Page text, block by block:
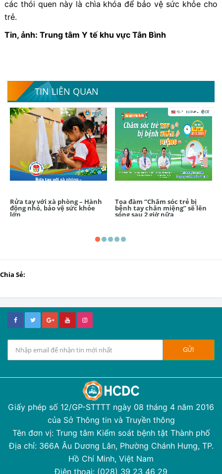
các thói quen này là chìa khóa để bảo vệ sức khỏe cho
trẻ.
Tin, ảnh: Trungtâm Y tế khu vực Tân Bình
TIN LIÊN QUAN
Rửa tay với xà phòng – Hành
động nhỏ, bảo vệ sức khỏe
lớn
Tọa đàm “Chăm sóc trẻ bị
bệnh tay chân miệng” sẽ lên
sóng sau 2 giờ nữa
Chia Sẻ:
Giấy phép số 12/GP-STTTT ngày 08 tháng 4 năm 2016
của Sở Thông tin và Truyền thông
Tên đơn vị: Trung tâm Kiểm soát bệnh tật Thành phố
Địa chỉ: 366A Âu Dương Lân, Phường Chánh Hưng, TP.
Hồ Chí Minh, Việt Nam
Điện thoại: (028) 39 23 46 29